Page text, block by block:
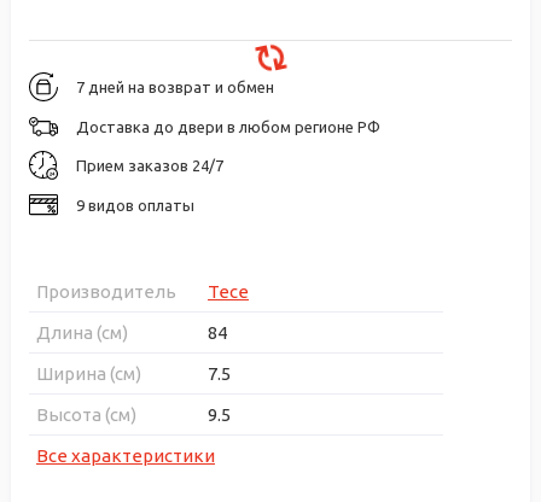
7 дней на возврат и обмен
Доставка до двери в любом регионе РФ
Прием заказов 24/7
9 видов оплаты
Производитель
Tece
Длина (см)
84
Ширина (см)
7.5
Высота (см)
9.5
Все характеристики